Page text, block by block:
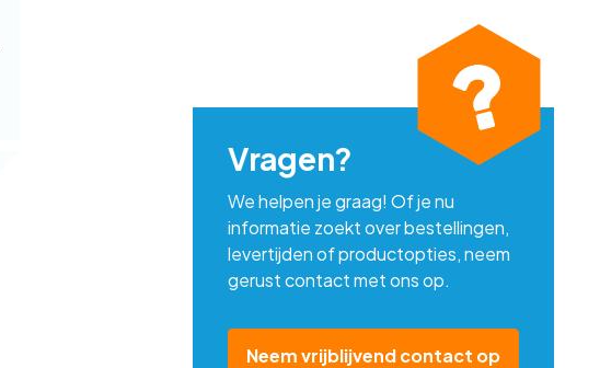
Vragen?
We helpen je graag! Of je nu
informatie zoekt over bestellingen,
levertijden of productopties, neem
gerust contact met ons op.
Neem vrijblijvend contact op